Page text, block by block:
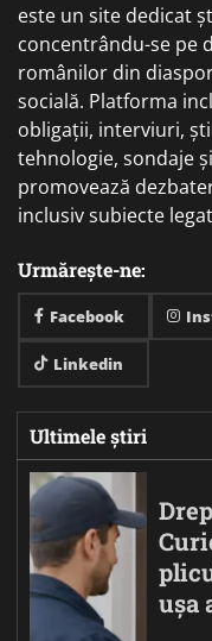
este un site dedicat
concentrându-se pe
românilor din
socială. Platforma
obligații, interviuri,
tehnologie, sondaje
promovează
inclusiv subiecte
Urmărește-ne:
Facebook
Linkedin
Ultimele știri
ușa